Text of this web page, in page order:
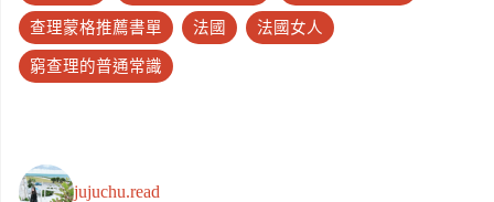
查理蒙格推薦書單 法國 法國女人
窮查理的普通常識
jujuchu.read